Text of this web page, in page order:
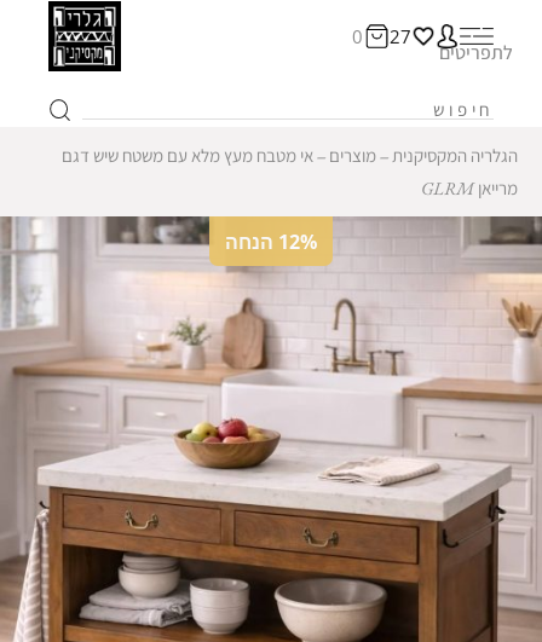
27
0
לתפריטים
הגלריה המקסיקנית‒מוצרים ‒אי מטבח מעץ מלא עם משטח שיש דגם
מרייאן GLRM
12% הנחה